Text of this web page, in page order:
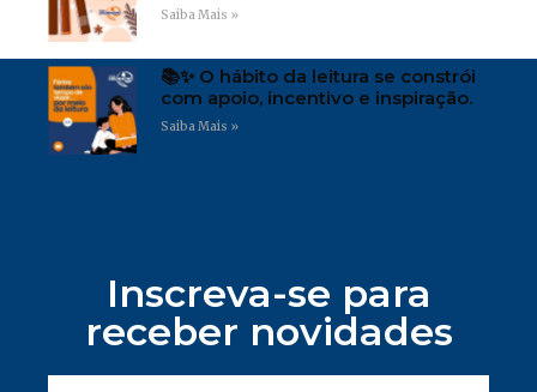
Saiba Mais »
📚✨ O hábito da leitura se constrói
com apoio, incentivo e inspiração.
Saiba Mais »
Inscreva-se para
receber novidades